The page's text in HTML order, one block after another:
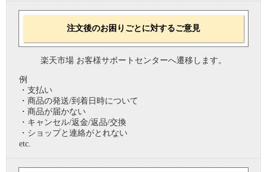
注文後のお困りごとに対するご意見
楽天市場 お客様サポートセンターへ遷移します。
例
・支払い
・商品の発送/到着日時について
・商品が届かない
・キャンセル/返金/返品/交換
・ショップと連絡がとれない
etc.